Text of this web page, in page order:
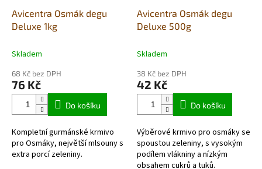
Avicentra Osmák degu
Deluxe 1kg
Skladem
68 Kč bez DPH
76 Kč
Do košíku
Kompletní gurmánské krmivo
pro Osmáky, největší mlsouny s
extra porcí zeleniny.
Avicentra Osmák degu
Deluxe 500g
Skladem
38 Kč bez DPH
42 Kč
Do košíku
Výběrové krmivo pro osmáky se
spoustou zeleniny, s vysokým
podílem vlákniny a nízkým
obsahem cukrů a tuků.